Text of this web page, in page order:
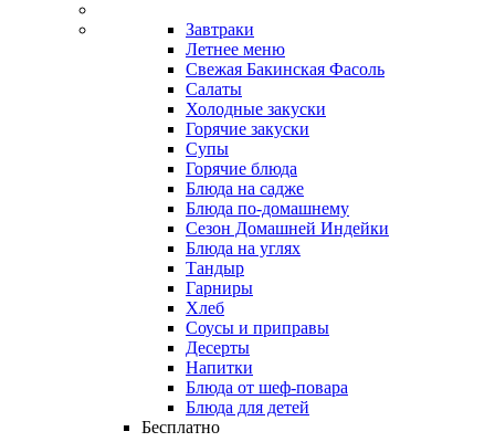
Завтраки
Летнее меню
Свежая Бакинская Фасоль
Салаты
Холодные закуски
Горячие закуски
Супы
Горячие блюда
Блюда на садже
Блюда по-домашнему
Сезон Домашней Индейки
Блюда на углях
Тандыр
Гарниры
Хлеб
Соусы и приправы
Десерты
Напитки
Блюда от шеф-повара
Блюда для детей
Бесплатно